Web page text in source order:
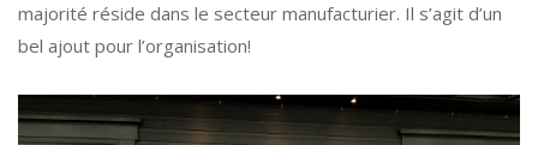
majorité réside dans le secteur manufacturier. Il s’agit d’un
bel ajout pour l’organisation!